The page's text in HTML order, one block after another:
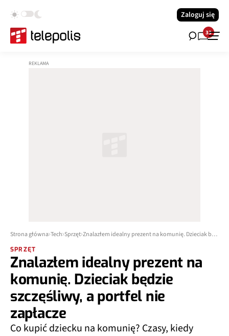
Zaloguj się
33
Strona główna Tech Sprzęt
SPRZĘT
Znalazłem idealny prezent na
komunię. Dzieciak będzie
szczęśliwy, a portfel nie
zapłacze
Co kupić dziecku na komunię? Czasy, kiedy